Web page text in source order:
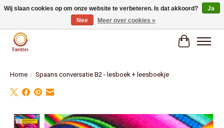
Home / Spaans conversatie B2 - lesboek + leesboekje
Product image slideshow Items
Wij slaan cookies op om onze website te verbeteren. Is dat akkoord?
Ja
Nee
Meer over cookies »